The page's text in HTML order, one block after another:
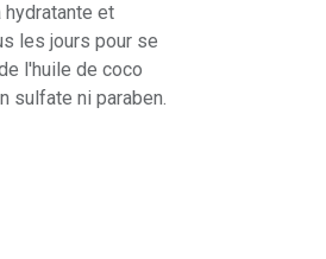
et
les jours pour se
l'huile de coco
sulfate ni paraben.